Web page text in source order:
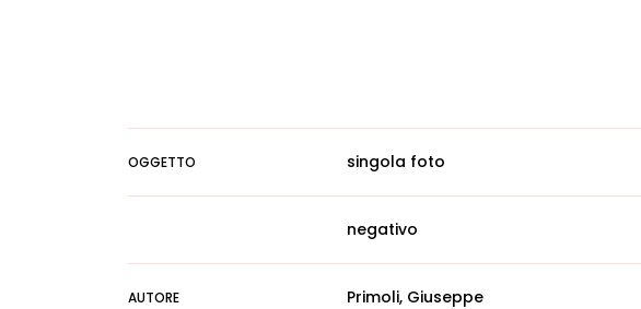
OGGETTO singola foto
negativo
AUTORE Primoli, Giuseppe